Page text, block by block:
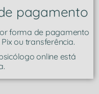
pagamento
forma de pagamento
ou transferência.
online está